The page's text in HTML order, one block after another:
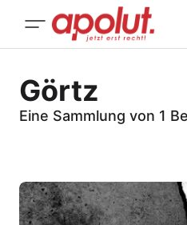
Görtz
Eine Sammlung von 1